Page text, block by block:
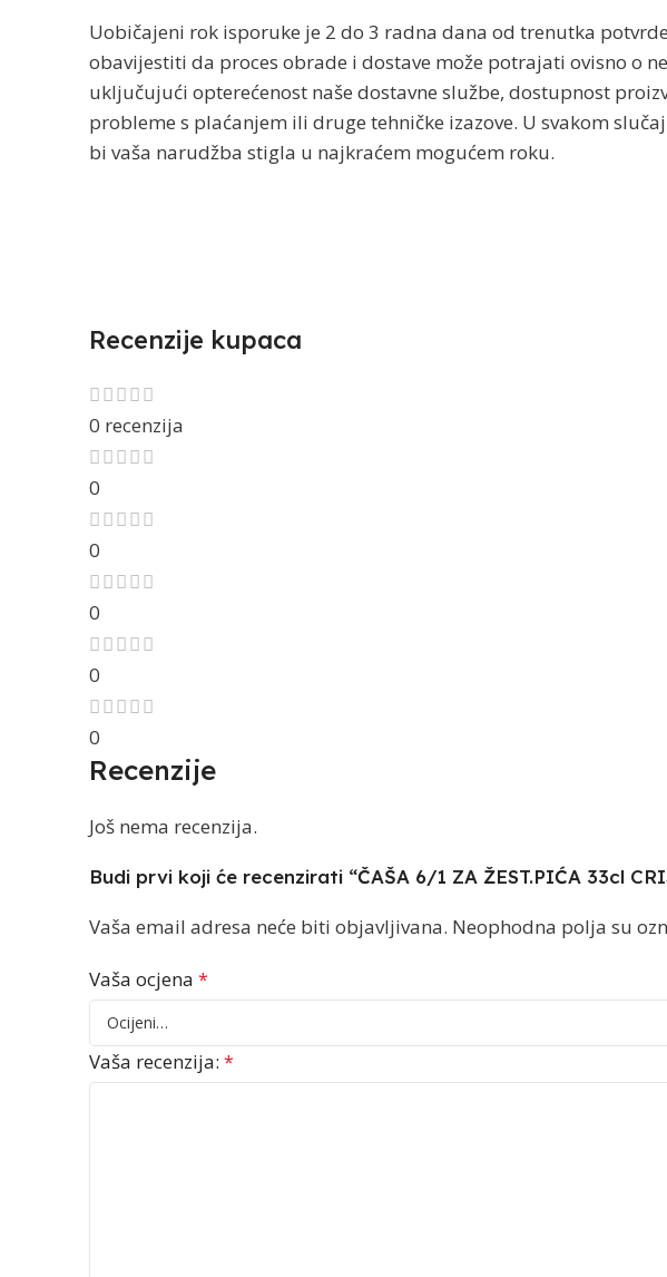
Uobičajeni rok isporuke je 2 do 3 radna dana od trenutka
obavijestiti da proces obrade i dostave može potrajati ovisno o
uključujući opterećenost naše dostavne službe, dostupnost
probleme s plaćanjem ili druge tehničke izazove. U svakom
bi vaša narudžba stigla u najkraćem mogućem roku.
Recenzije kupaca
0 recenzija
0
0
0
0
0
Recenzije
Još nema recenzija.
Budi prvi koji će recenzirati “ČAŠA 6/1 ZA ŽEST.PIĆA 33cl
Vaša email adresa neće biti objavljivana. Neophodna polja su
Vaša ocjena *
Vaša recenzija: *